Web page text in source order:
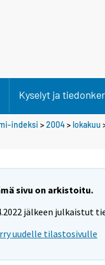
Kyselyt ja
indeksi >2004> lokakuu
sivu on arkistoitu.
jälkeen julkaistut
uudelle tilastosivulle